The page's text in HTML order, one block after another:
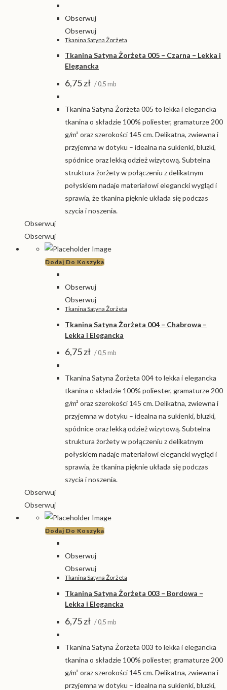
Obserwuj
Obserwuj
Tkanina Satyna Żorżeta
Tkanina Satyna Żorżeta 005 – Czarna – Lekka i
Elegancka
6,75zł / 0,5 mb
Tkanina Satyna Żorżeta 005 to lekka i elegancka
tkanina o składzie 100% poliester, gramaturze 200
g/m² oraz szerokości 145 cm. Delikatna, zwiewna i
przyjemna w dotyku – idealna na sukienki, bluzki,
spódnice oraz lekką odzież wizytową. Subtelna
struktura żorżety w połączeniu z delikatnym
połyskiem nadaje materiałowi elegancki wygląd i
sprawia, że tkanina pięknie układa się podczas
szycia i noszenia.
Obserwuj
Obserwuj
Dodaj Do Koszyka
Obserwuj
Obserwuj
Tkanina Satyna Żorżeta
Tkanina Satyna Żorżeta 004 – Chabrowa –
Lekka i Elegancka
6,75zł / 0,5 mb
Tkanina Satyna Żorżeta 004 to lekka i elegancka
tkanina o składzie 100% poliester, gramaturze 200
g/m² oraz szerokości 145 cm. Delikatna, zwiewna i
przyjemna w dotyku – idealna na sukienki, bluzki,
spódnice oraz lekką odzież wizytową. Subtelna
struktura żorżety w połączeniu z delikatnym
połyskiem nadaje materiałowi elegancki wygląd i
sprawia, że tkanina pięknie układa się podczas
szycia i noszenia.
Obserwuj
Obserwuj
Dodaj Do Koszyka
Obserwuj
Obserwuj
Tkanina Satyna Żorżeta
Tkanina Satyna Żorżeta 003 – Bordowa –
Lekka i Elegancka
6,75zł / 0,5 mb
Tkanina Satyna Żorżeta 003 to lekka i elegancka
tkanina o składzie 100% poliester, gramaturze 200
g/m² oraz szerokości 145 cm. Delikatna, zwiewna i
przyjemna w dotyku – idealna na sukienki, bluzki,